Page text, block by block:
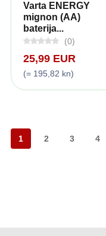
Varta ENERGY
mignon (AA)
baterija...
(0)
25,99 EUR
(= 195,82 kn)
1 2 3 4